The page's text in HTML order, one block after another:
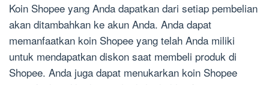
Koin Shopee yang Anda dapatkan dari setiap pembelian
akan ditambahkan ke akun Anda. Anda dapat
memanfaatkan koin Shopee yang telah Anda miliki
untuk mendapatkan diskon saat membeli produk di
Shopee. Anda juga dapat menukarkan koin Shopee